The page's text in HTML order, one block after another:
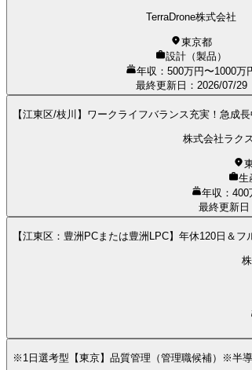
TerraDrone株式会社
東京都
設計（製品）
年収：500万円〜1000万
最終更新日 ： 2026/07/29
【江東区/枝川】ワークライフバランス充実！急成
株式会社ラク
生
年収：400
最終更新日
【江東区：豊洲PCまたは豊洲LPC】年休120日＆
※1日選考型【東京】品質管理（管理職候補）※半